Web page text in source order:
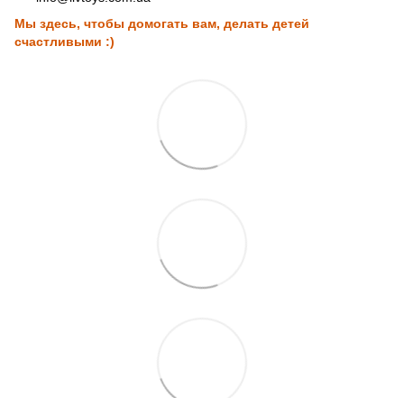
Мы здесь, чтобы домогать вам, делать детей
счастливыми :)